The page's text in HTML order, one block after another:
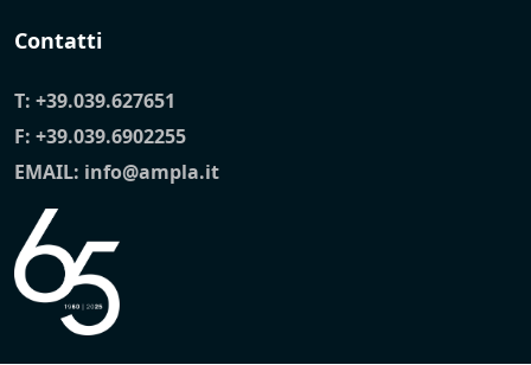
Contatti
T: +39.039.627651
F: +39.039.6902255
EMAIL: info@ampla.it